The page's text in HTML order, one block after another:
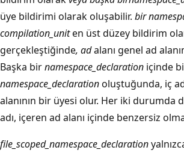
üye bildirimi olarak oluşabilir. bir
compilation_uniten üst düzey bildirim
gerçekleştiğinde, adalanı genel ad
Başka birnamespace_declaration içinde
namespace_declarationoluştuğunda, iç ad
alanının bir üyesi olur. Her iki durumda
adı, içeren ad alanı içinde benzersiz
file_scoped_namespace_declaration